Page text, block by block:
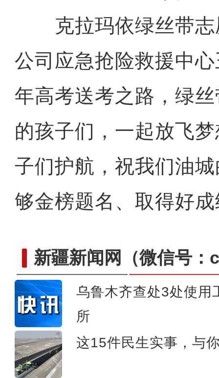
克拉玛依绿丝带志
公司应急抢险救援中
年高考送考之路，绿
的孩子们，一起放飞
子们护航，祝我们油
够金榜题名、取得好
新疆新闻网 （微信号
乌鲁木齐查处3处使用
所
这15件民生实事，与
玉石上的珐